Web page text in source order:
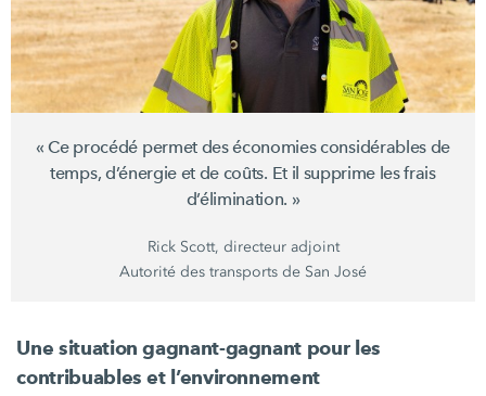
« Ce procédé permet des économies considérables de
temps, d’énergie et de coûts. Et il supprime les frais
d’élimination. »
Rick Scott, directeur adjoint
Autorité des transports de San José
Une situation gagnant-gagnant pour les
contribuables et l’environnement